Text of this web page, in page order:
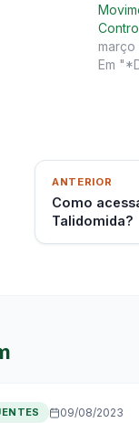
março
Em
ANTERIOR
Como
Talidomida?
09/08/2023